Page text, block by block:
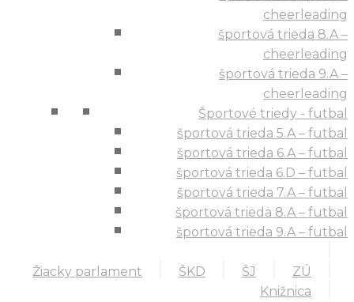
cheerleading
športová trieda 8.A –
cheerleading
športová trieda 9.A –
cheerleading
Športové triedy - futbal
športová trieda 5.A – futbal
športová trieda 6.A – futbal
športová trieda 6.D – futbal
športová trieda 7.A – futbal
športová trieda 8.A – futbal
športová trieda 9.A – futbal
Žiacky parlament ŠKD ŠJ
ZÚ
Knižnica